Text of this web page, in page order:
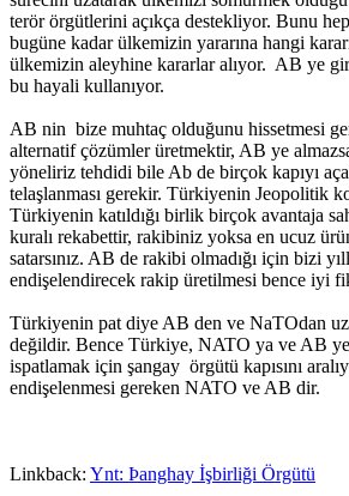
terör örgütlerini açıkça destekliyor. Bunu
bugüne kadar ülkemizin yararına hangi
ülkemizin aleyhine kararlar alıyor. AB ye
bu hayali kullanıyor.
AB nin bize muhtaç olduğunu hissetmesi
alternatif çözümler üretmektir, AB ye
yöneliriz tehdidi bile Ab de birçok kapıyı
telaşlanması gerekir. Türkiyenin Jeopolitik
Türkiyenin katıldığı birlik birçok avantaja
kuralı rekabettir, rakibiniz yoksa en ucuz
satarsınız. AB de rakibi olmadığı için bizi
endişelendirecek rakip üretilmesi bence iyi
Türkiyenin pat diye AB den ve NaTOdan
değildir. Bence Türkiye, NATO ya ve AB
ispatlamak için şangay örgütü kapısını
endişelenmesi gereken NATO ve AB dir.
Linkback: Ynt: Þanghay İşbirliği Örgütü